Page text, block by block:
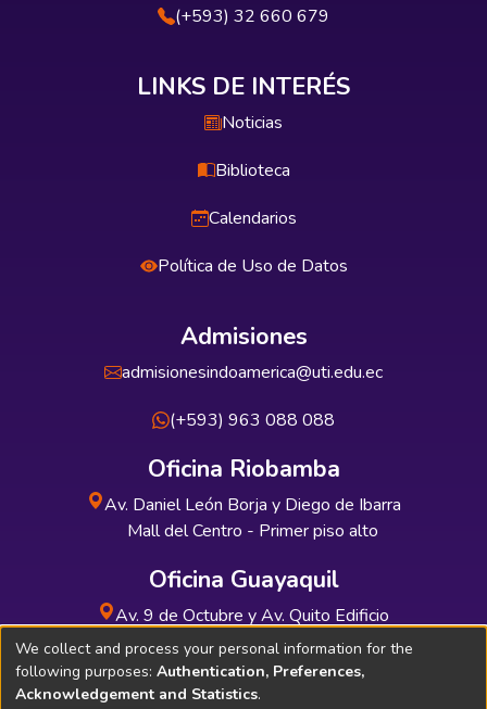
(+593) 32 660 679
LINKS DE INTERÉS
Noticias
Biblioteca
Calendarios
Política de Uso de Datos
Admisiones
admisionesindoamerica@uti.edu.ec
(+593) 963 088 088
Oficina Riobamba
Av. Daniel León Borja y Diego de Ibarra
Mall del Centro - Primer piso alto
Oficina Guayaquil
Av. 9 de Octubre y Av. Quito Edificio
INDUAUTO - Planta baja
We collect and process your personal information for the
following purposes: Authentication, Preferences,
Acknowledgement and Statistics.